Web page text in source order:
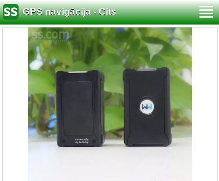
GPS navigācija - Cits